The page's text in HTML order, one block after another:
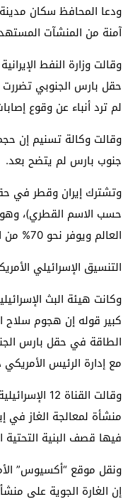
ودعا المحافظ سكان
آمنة من المنشآت
وقالت وزارة النفط
حقل بارس الجنوبي
لم ترد أنباء عن وقوع
وقالت وكالة تسنيم إن
جنوب بارس لم يتضح بعد.
وتشترك إيران وقطر في
حسب الاسم القطري)،
العالم ويوفر نحو 70% من احتياجات إيران من الغاز.
التنسيق الإسرائيلي
وكانت هيئة البث
كبير قوله إن هجوم سلاح
الطاقة في حقل بارس
مع إدارة الرئيس الأمريكي
وقالت
منشأة لمعالجة الغاز في
فيها قصف البنية التحتية
ونقل موقع “أكسيوس”
إن الغارة الجوية على